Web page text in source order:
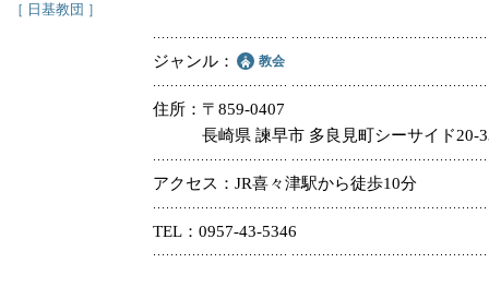
［ 日基教団 ］
ジャンル 教会
住所
〒859-0407
長崎県 諫早市 多良見町シーサイド20-
アクセス JR喜々津駅から徒歩10分
TEL 0957-43-5346